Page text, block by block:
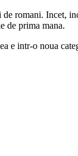
romani. Incet,
de prima mana.
e intr-o noua